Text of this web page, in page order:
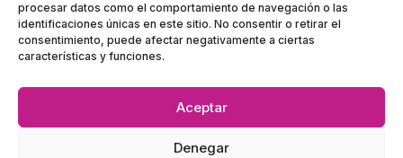
procesar datos como el comportamiento de navegación o las
identificaciones únicas en este sitio. No consentir o retirar el
consentimiento, puede afectar negativamente a ciertas
características y funciones.
Aceptar
Denegar
Política de Privacidad•Política de Accesibilidad